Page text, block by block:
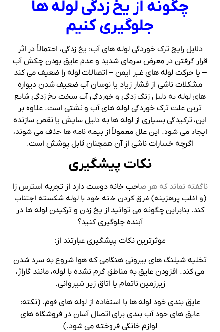
چگونه از یخ زدگی لوله ها
جلوگیری کنیم
دلایل رایج ترک خوردگی لوله های آب: یخ زدگی، احتمالاً در اثر
قرار گرفتن در معرض سرمای شدید و عدم عایق بودن چکش آب
– یا حرکت لوله های غیر ایمن – اتصالات لوله را ضعیف می کند
مشکلات ناشی از فشار زیاد یا نوسان آب ضعیف شدن دیواره
های لوله به دلیل زنگ زدگی و خوردگی آب سخت یخ زدگی شایع
ترین علت ترک خوردگی لوله های آب و نشتی است. علاوه بر
این، ترکیدگی بسیاری از لوله ها به دلیل سایش یا نقص سازنده
ایجاد می شود. این علل معمولاً از بیمه نامه ها حذف می شوند،
اگرچه خسارات ناشی از آن همچنان قابل پوشش است.
نکات پیشگیری
ناگفته نماند که هر صاحب خانه دوست دارد از تجربه استرس زا
(و اغلب پرهزینه) غرق کردن خانه خود با لوله شکسته اجتناب
کند. بنابراین چگونه می توانید از یخ زدن و ترکیدن لوله ها در
آینده جلوگیری کنید؟
موثرترین نکات پیشگیری عبارتند از:
تخلیه شیلنگ های بیرونی هنگامی که هوا شروع به سرد شدن
می کند. افزودن عایق به مناطق گرم نشده با لوله، مانند گاراژ،
زیرزمین ناتمام یا اتاق زیر شیروانی.
عایق بندی خود لوله ها با استفاده از لوله های فوم. (نکته:
عایق های خود آب بندی برای اتصال آسان در فروشگاه های
لوازم خانگی فروخته می شود.)